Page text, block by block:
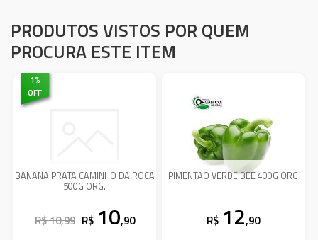
PRODUTOS VISTOS POR QUEM
PROCURA ESTE ITEM
1%
OFF
BANANA PRATA CAMINHO DA ROCA
500G ORG.
R$ 10,99 R$ 10,90
PIMENTAO VERDE BEE 400G ORG
R$ 12,90